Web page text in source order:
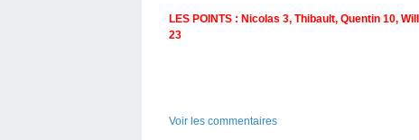
LES POINTS : Nicolas 3, Thibault, Quentin 10,
23
Voir les commentaires